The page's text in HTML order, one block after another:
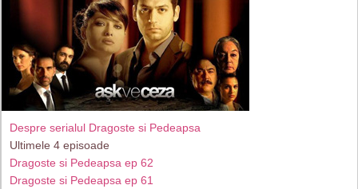
Despre serialul Dragoste si Pedeapsa
Ultimele 4 episoade
Dragoste si Pedeapsa ep 62
Dragoste si Pedeapsa ep 61